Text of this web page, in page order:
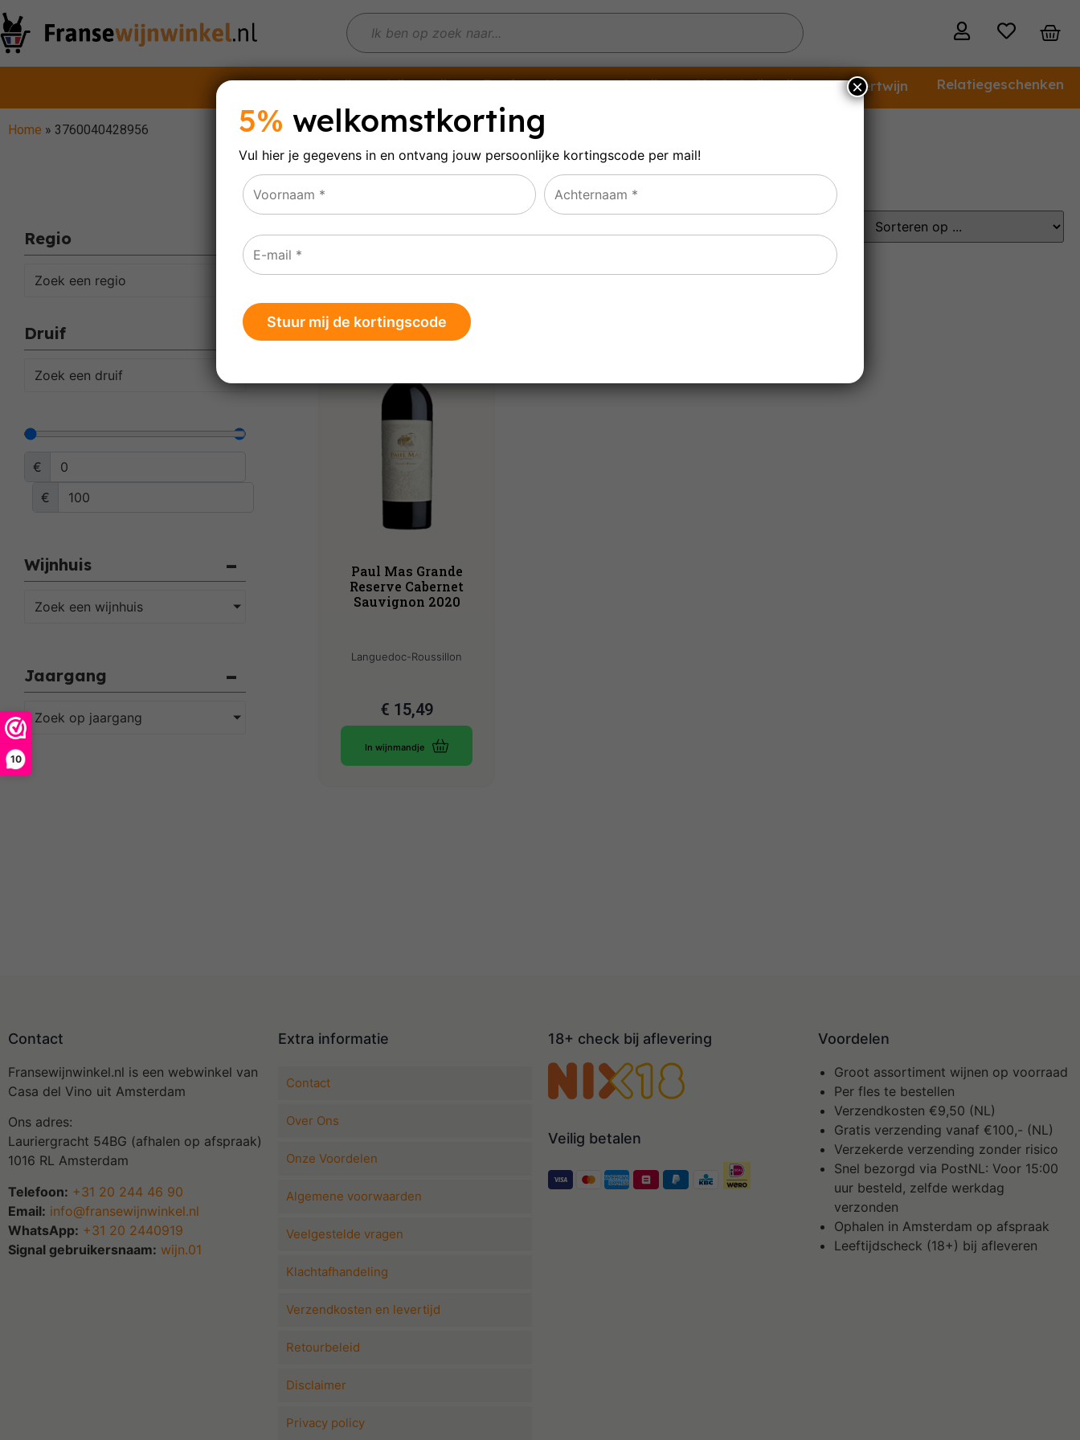
10
Rode wijn Witte wijn Rosé Mousserende wijn Alcoholvrije wijn Dessertwijn Relatiegeschenken
Home » 3760040428956
3760040428956
Regio
Zoek een regio
Druif
Zoek een druif
€
€
Wijnhuis
Zoek een wijnhuis
Jaargang
Zoek op jaargang
Paul Mas Grande
Reserve Cabernet
Sauvignon 2020
Languedoc-Roussillon
€ 15,49
In wijnmandje
Contact
Fransewijnwinkel.nl is een webwinkel van
Casa del Vino uit Amsterdam
Ons adres:
Lauriergracht 54BG (afhalen op afspraak)
1016 RL Amsterdam
Telefoon: +31 20 244 46 90
Email: info@fransewijnwinkel.nl
WhatsApp: +31 20 2440919
Signal gebruikersnaam: wijn.01
Extra informatie
Contact
Over Ons
Onze Voordelen
Algemene voorwaarden
Veelgestelde vragen
Klachtafhandeling
Verzendkosten en levertijd
Retourbeleid
Disclaimer
Privacy policy
18+ check bij aflevering
Veilig betalen
Voordelen
Groot assortiment wijnen op voorraad
Per fles te bestellen
Verzendkosten €9,50 (NL)
Gratis verzending vanaf €100,- (NL)
Verzekerde verzending zonder risico
Snel bezorgd via PostNL: Voor 15:00
uur besteld, zelfde werkdag
verzonden
Ophalen in Amsterdam op afspraak
Leeftijdscheck (18+) bij afleveren
5% welkomstkorting
Vul hier je gegevens in en ontvang jouw persoonlijke kortingscode per mail!
×